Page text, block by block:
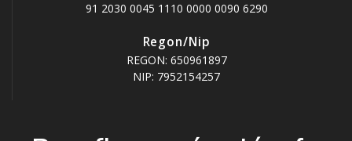
91 2030 0045 1110 0000 0090 6290
Regon/Nip
REGON: 650961897
NIP: 7952154257